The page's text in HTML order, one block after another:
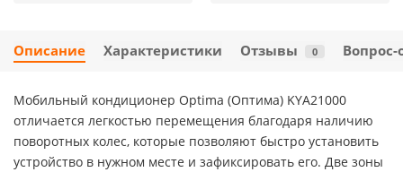
Описание Характеристики Отзывы 0 Вопрос-
Мобильный кондиционер Optima (Оптима) KYA21000
отличается легкостью перемещения благодаря наличию
поворотных колес, которые позволяют быстро установить
устройство в нужном месте и зафиксировать его. Две зоны